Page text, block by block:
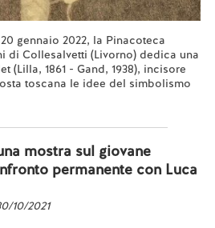
gennaio 2022, la Pinacoteca
di Collesalvetti (Livorno) dedica una
(Lilla, 1861 - Gand, 1938), incisore
toscana le idee del simbolismo
mostra sul giovane
permanente con Luca
10/2021